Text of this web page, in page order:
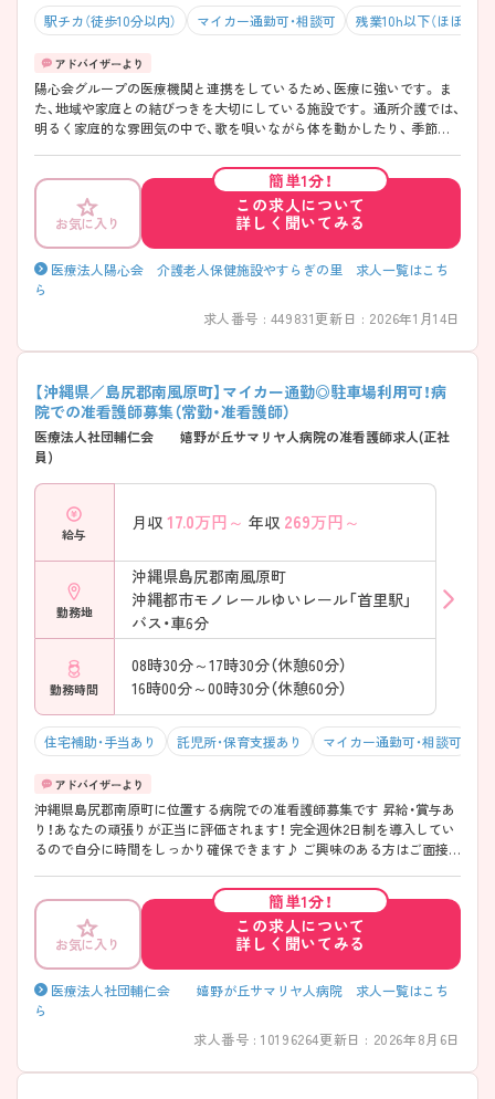
駅チカ（徒歩10分以内） マイカー通勤可・相談可 残業10h以下（ほぼなし）
陽心会グループの医療機関と連携をしているため、医療に強いです。 ま
た、地域や家庭との結びつきを大切にしている施設です。 通所介護では、
明るく家庭的な雰囲気の中で、歌を唄いながら体を動かしたり、 季節ご
ンを楽しみながら身々機能の回復を行っています。
お気に入り
簡単1分！
この求人について
詳しく聞いてみる
医療法人陽心会 介護老人保健施設やすらぎの里 求人一覧はこち
ら
求人番号 : 449831更新日 : 2026年1月14日
【沖縄県／島尻郡南風原町】マイカー通勤◎駐車場利用可！病
院での准看護師募集（常勤・准看護師）
医療法人社団輔仁会 嬉野が丘サマリヤ人病院の准看護師求人(正社
員)
給与
月収 17.0万円～ 年収 269万円～
勤務地
沖縄県島尻郡南風原町
沖縄都市モノレールゆいレール「首里駅」
バス・車6分
勤務時間
08時30分～17時30分（休憩60分）
16時00分～00時30分（休憩60分）
住宅補助・手当あり 託児所・保育支援あり マイカー通勤可・相談可
沖縄県島尻郡南原町に位置する病院での准看護師募集です 昇給・賞与あ
り！あなたの頑張りが正当に評価されます！ 完全週休2日制を導入してい
るので自分に時間をしっかり確保できます♪ ご興味のある方はご面接
お気に入り
簡単1分！
この求人について
詳しく聞いてみる
医療法人社団輔仁会 嬉野が丘サマリヤ人病院 求人一覧はこち
ら
求人番号 : 10196264更新日 : 2026年8月6日